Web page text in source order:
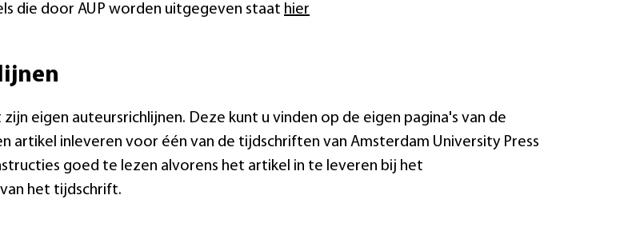
die door AUP worden uitgegeven staat hier
eigen auteursrichlijnen. Deze kunt u vinden op de eigen pagina's van de
artikel inleveren voor één van de tijdschriften van Amsterdam University Press
goed te lezen alvorens het artikel in te leveren bij het
het tijdschrift.